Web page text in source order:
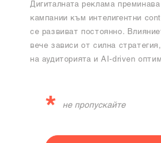
Дигиталната реклама
кампании към интелигентни
се развиват постоянно.
вече зависи от силна
на аудиторията и AI-driven
* не пропускайте